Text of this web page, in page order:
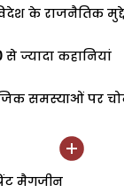
के राजनैतिक
से ज्यादा कहानियां
समस्याओं पर
मैगजीन